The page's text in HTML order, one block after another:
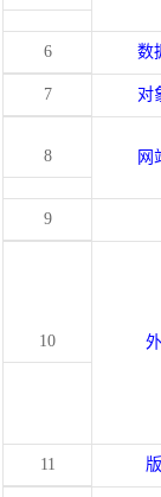
6 数
7 对
8 网
9
10
11